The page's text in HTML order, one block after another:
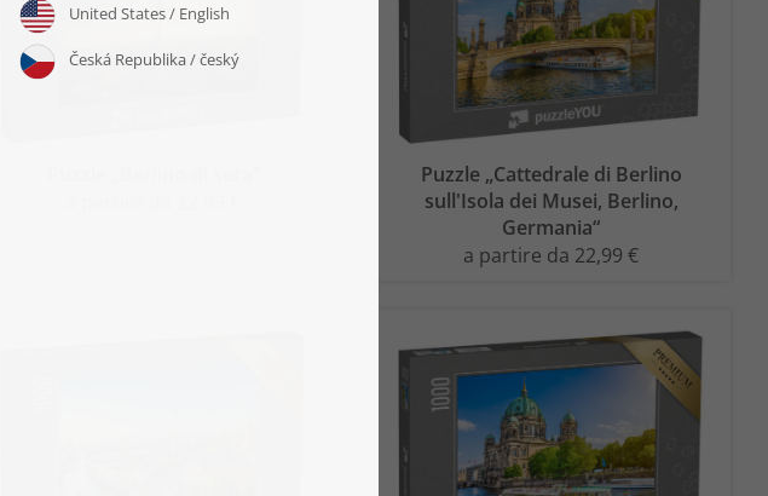
Puzzle „Cattedrale di Berlino
sull'Isola dei Musei, Berlino,
Germania“
a partire da 22,99 €